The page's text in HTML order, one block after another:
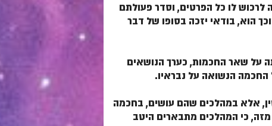
לרכוש לו כל הפרטים, וסדר פעולתם
הוא, בודאי יזכה בסופו של דבר
על שאר החכמות, כערך הנושאים
החכמה הנשואה על נבראיו.
אלא במהלכים שהם עושים, בחכמה
כי המהלכים מתבארים היטב